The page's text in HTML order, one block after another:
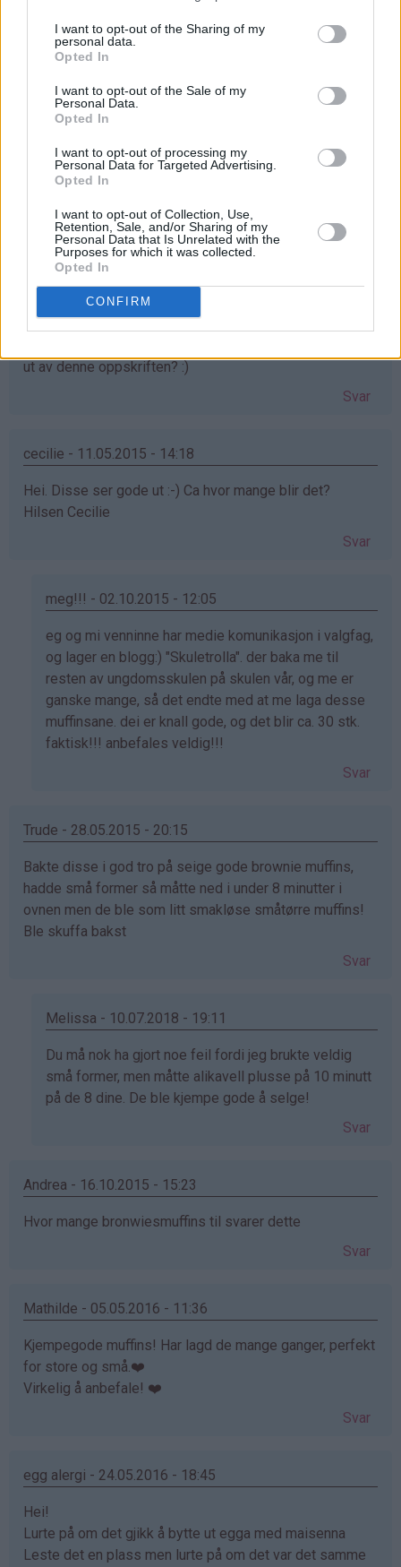
I want to opt-out of the Sharing of my
personal data.
Opted In
I want to opt-out of the Sale of my
Personal Data.
Opted In
I want to opt-out of processing my
Personal Data for Targeted Advertising.
Opted In
I want to opt-out of Collection, Use,
Retention, Sale, and/or Sharing of my
Personal Data that Is Unrelated with the
Purposes for which it was collected.
Opted In
CONFIRM
store og små var super førnøyde. Denne oppskriften
lagres i kokeboka.
Mine ble tørre!:(, men smaken ble veldig god..tok opp i
var litt lenge her... får prøve 15 min neste gang.
Trine - 25.03.2015 - 22:38
ut av denne oppskriften? :)
Svar
cecilie - 11.05.2015 - 14:18
Hei. Disse ser gode ut :-) Ca hvor mange blir det?
Hilsen Cecilie
Svar
meg!!! - 02.10.2015 - 12:05
Som
svar
på
av
cecilie
(ikke
eg og mi venninne har medie komunikasjon i valgfag,
og lager en blogg:) "Skuletrolla". der baka me til
resten av ungdomsskulen på skulen vår, og me er
ganske mange, så det endte med at me laga desse
muffinsane. dei er knall gode, og det blir ca. 30 stk.
faktisk!!! anbefales veldig!!!
Svar
Trude - 28.05.2015 - 20:15
Bakte disse i god tro på seige gode brownie muffins,
hadde små former så måtte ned i under 8 minutter i
ovnen men de ble som litt smakløse småtørre muffins!
Ble skuffa bakst
Svar
Melissa - 10.07.2018 - 19:11
Som
svar
på
bekreftet)
Du må nok ha gjort noe feil fordi jeg brukte veldig
små former, men måtte alikavell plusse på 10 minutt
på de 8 dine. De ble kjempe gode å selge!
Svar
Andrea - 16.10.2015 - 15:23
Hvor mange bronwiesmuffins til svarer dette
Svar
Mathilde - 05.05.2016 - 11:36
Kjempegode muffins! Har lagd de mange ganger, perfekt
for store og små.❤️
Virkelig å anbefale! ❤️
Svar
egg alergi - 24.05.2016 - 18:45
Hei!
Lurte på om det gjikk å bytte ut egga med maisenna
Leste det en plass men lurte på om det var det samme